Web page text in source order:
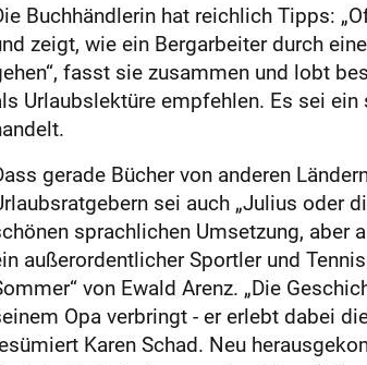
Buchhändlerin hat reichlich Tipps:
zeigt, wie ein Bergarbeiter durch
fasst sie zusammen und lobt
Urlaubslektüre empfehlen. Es sei
gerade Bücher von anderen
sei auch „Julius oder
sprachlichen Umsetzung, aber
außerordentlicher Sportler und
von Ewald Arenz. „Die
Opa verbringt - er erlebt dabei
Karen Schad. Neu